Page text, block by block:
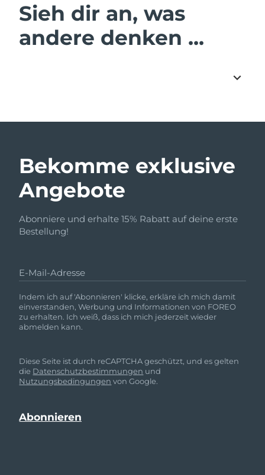
Sieh dir an, was
andere denken ...
Bekomme exklusive
Angebote
Abonniere und erhalte 15% Rabatt auf deine erste
Bestellung!
E-Mail-Adresse
Indem ich auf 'Abonnieren' klicke, erkläre ich mich damit
einverstanden, Werbung und Informationen von FOREO
zu erhalten. Ich weiß, dass ich mich jederzeit wieder
abmelden kann.
Diese Seite ist durch reCAPTCHA geschützt, und es gelten
die Datenschutzbestimmungen und
Nutzungsbedingungen von Google.